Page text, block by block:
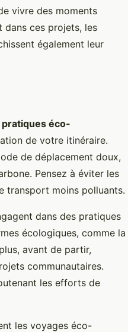
vivre des moments
dans ces projets, les
également leur
pratiques éco-
de votre itinéraire.
de déplacement doux,
Pensez à éviter les
transport moins polluants.
dans des pratiques
écologiques, comme la
avant de partir,
communautaires.
les efforts de
les voyages éco-